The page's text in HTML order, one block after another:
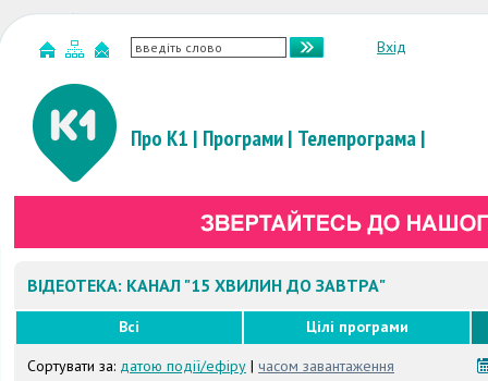
Вхід
Про К1 | Програми| Телепрограма|
ВІДЕОТЕКА: КАНАЛ "15 ХВИЛИН ДО ЗАВТРА"
Всі
Цілі програми
Сортувати за: датою події/ефіру | часом завантаження